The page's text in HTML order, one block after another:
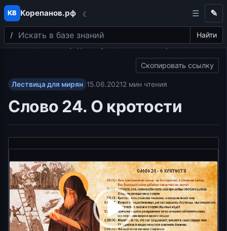
Перейти к содержимому
КВ Корепанов.рф ☾
Поиск Найти
✎
Главная Лествица для мирян Слово 24. О кротости
Скопировать ссылку
Лествица для мирян 15.06.20212 мин чтения
Слово 24. О кротости